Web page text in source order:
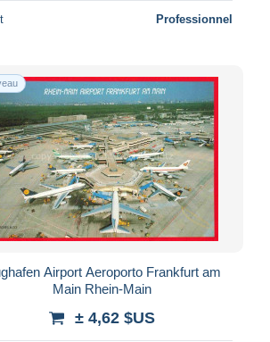
Professionnel
Airport Aeroporto Frankfurt am
Main Rhein-Main
± 4,62 $US